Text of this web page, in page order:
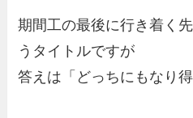
期間工の最後に行き着く
うタイトルですが
答えは「どっちにもなり得